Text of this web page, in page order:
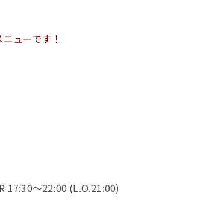
ューです！
17:30～22:00 (L.O.21:00)